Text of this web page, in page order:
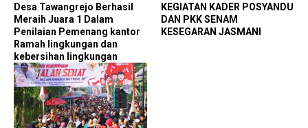
Desa Tawangrejo Berhasil
Meraih Juara 1 Dalam
Penilaian Pemenang kantor
Ramah lingkungan dan
kebersihan lingkungan
keindahan dan gebyar Desa
/kelurahan sekabupaten
Blitar dalam rangka
peringatan HUT RI ke 80
KEGIATAN KADER POSYANDU
DAN PKK SENAM
KESEGARAN JASMANI